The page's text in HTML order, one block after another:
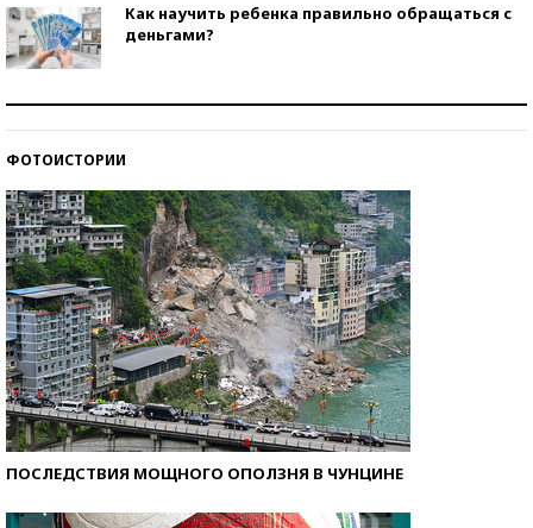
Как научить ребенка правильно обращаться с
деньгами?
ФОТОИСТОРИИ
ПОСЛЕДСТВИЯ МОЩНОГО ОПОЛЗНЯ В ЧУНЦИНЕ